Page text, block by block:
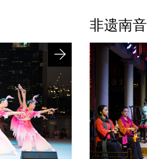
非遗南音